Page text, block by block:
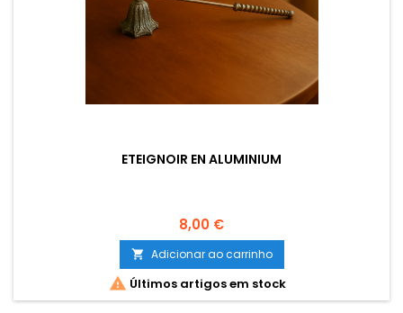
ETEIGNOIR EN ALUMINIUM
Preço
8,00 €
 Adicionar ao carrinho
 Últimos artigos em stock